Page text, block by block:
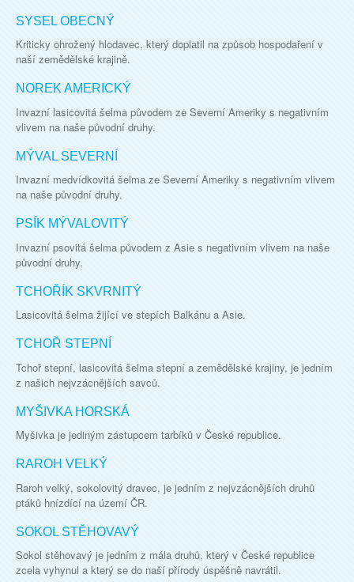
SYSEL OBECNÝ
Kriticky ohrožený hlodavec, který doplatil na způsob hospodaření v
naší zemědělské krajině.
NOREK AMERICKÝ
Invazní lasicovitá šelma původem ze Severní Ameriky s negativním
vlivem na naše původní druhy.
MÝVAL SEVERNÍ
Invazní medvídkovitá šelma ze Severní Ameriky s negativním vlivem
na naše původní druhy.
PSÍK MÝVALOVITÝ
Invazní psovitá šelma původem z Asie s negativním vlivem na naše
původní druhy.
TCHOŘÍK SKVRNITÝ
Lasicovitá šelma žijící ve stepích Balkánu a Asie.
TCHOŘ STEPNÍ
Tchoř stepní, lasicovitá šelma stepní a zemědělské krajiny, je jedním
z našich nejvzácnějších savců.
MYŠIVKA HORSKÁ
Myšivka je jediným zástupcem tarbíků v České republice.
RAROH VELKÝ
Raroh velký, sokolovitý dravec, je jedním z nejvzácnějších druhů
ptáků hnízdící na území ČR.
SOKOL STĚHOVAVÝ
Sokol stěhovavý je jedním z mála druhů, který v České republice
zcela vyhynul a který se do naší přírody úspěšně navrátil.